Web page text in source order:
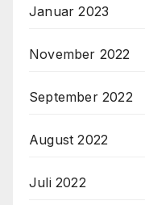
Januar 2023
November 2022
September 2022
August 2022
Juli 2022